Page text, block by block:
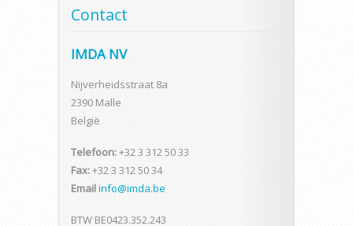
Contact
IMDA NV
Nijverheidsstraat 8a
2390 Malle
België
Telefoon:+32 3 312 50 33
Fax:+32 3 312 50 34
Emailinfo@imda.be
BTW BE0423.352.243